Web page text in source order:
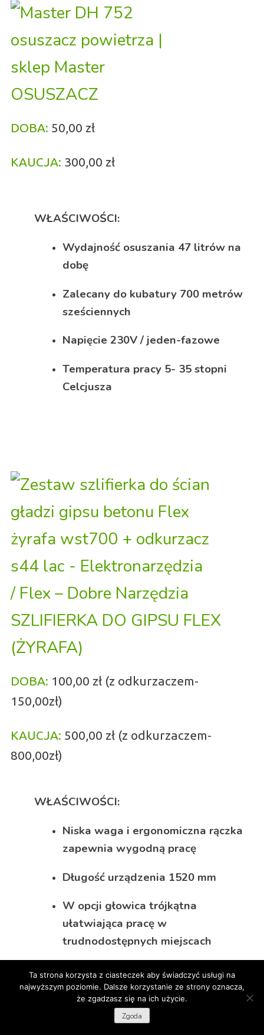
OSUSZACZ
DOBA: 50,00 zł
KAUCJA: 300,00 zł
WŁAŚCIWOŚCI:
Wydajność osuszania 47 litrów na
dobę
Zalecany do kubatury 700 metrów
sześciennych
Napięcie 230V / jeden-fazowe
Temperatura pracy 5- 35 stopni
Celcjusza
SZLIFIERKA DO GIPSU FLEX
(ŻYRAFA)
DOBA: 100,00 zł (z odkurzaczem-
150,00zł)
KAUCJA: 500,00 zł (z odkurzaczem-
800,00zł)
WŁAŚCIWOŚCI:
Niska waga i ergonomiczna rączka
zapewnia wygodną pracę
Długość urządzenia 1520 mm
W opcji głowica trójkątna
ułatwiająca pracę w
trudnodostępnych miejscach
Możliwość wynajęcia z
odkurzaczem przemysłowym Flex
Ta strona korzysta z ciasteczek aby świadczyć usługi na
najwyższym poziomie. Dalsze korzystanie ze strony oznacza,
że zgadzasz się na ich użycie.
Zgoda